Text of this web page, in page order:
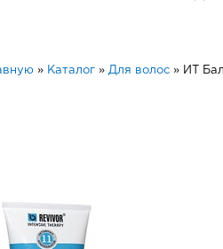
» Каталог » Для волос » ИТ